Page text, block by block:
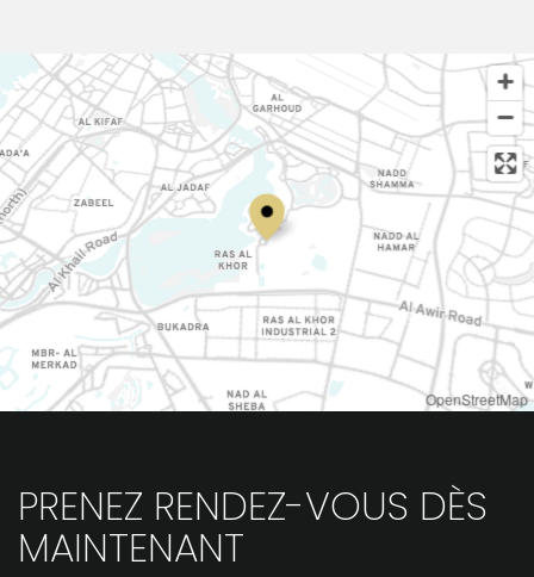
OpenStreetMap
PRENEZ RENDEZ-VOUS DÈS
MAINTENANT